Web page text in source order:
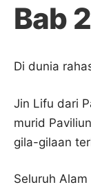
Bab
Di dunia
Jin Lifu dari
murid
gila-gilaan
Seluruh